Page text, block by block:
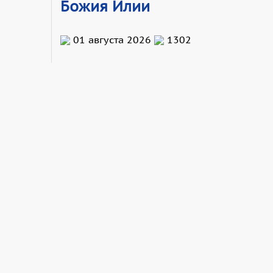
Божия Илии
01 августа 2026 1302